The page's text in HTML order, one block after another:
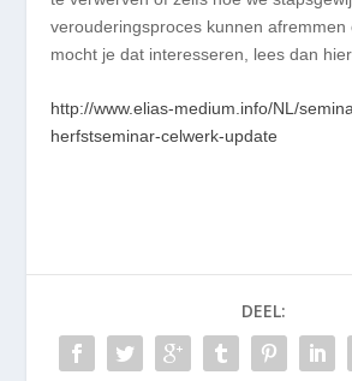
verouderingsproces kunnen afremmen
mocht je dat interesseren, lees dan
http://www.elias-medium.info/NL/
herfstseminar-celwerk-update
DEEL: